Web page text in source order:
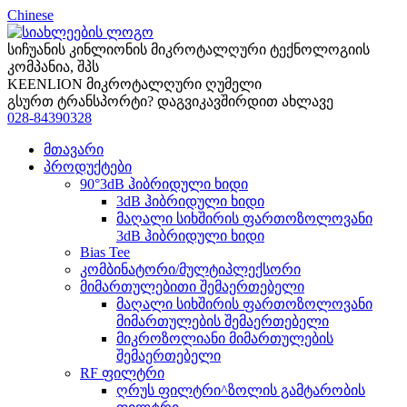
Chinese
სიჩუანის კინლიონის მიკროტალღური ტექნოლოგიის
კომპანია, შპს
KEENLION მიკროტალღური ღუმელი
გსურთ ტრანსპორტი? დაგვიკავშირდით ახლავე
028-84390328
მთავარი
პროდუქტები
90°3dB ჰიბრიდული ხიდი
3dB ჰიბრიდული ხიდი
მაღალი სიხშირის ფართოზოლოვანი
3dB ჰიბრიდული ხიდი
Bias Tee
კომბინატორი/მულტიპლექსორი
მიმართულებითი შემაერთებელი
მაღალი სიხშირის ფართოზოლოვანი
მიმართულების შემაერთებელი
მიკროზოლიანი მიმართულების
შემაერთებელი
RF ფილტრი
ღრუს ფილტრი^ზოლის გამტარობის